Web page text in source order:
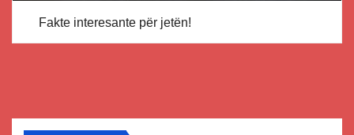
Fakte interesante për jetën!